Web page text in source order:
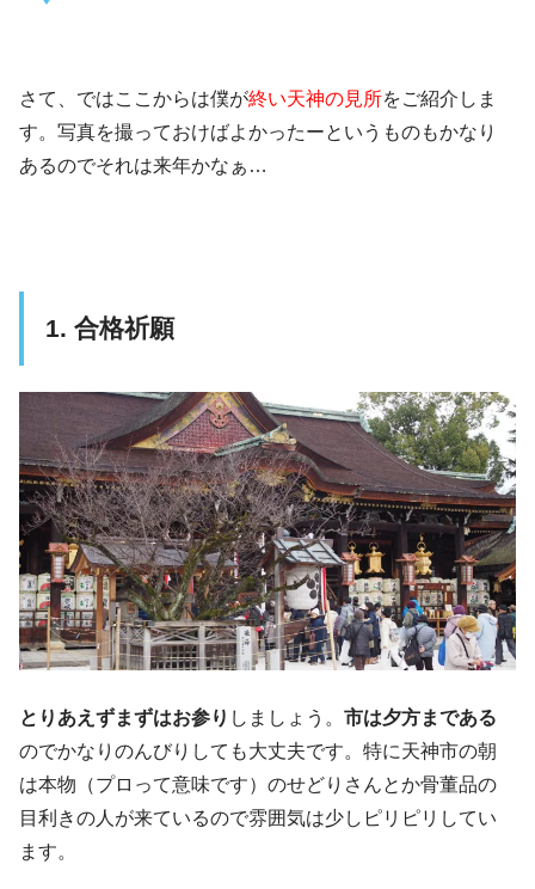
さて、ではここからは僕が終い天神の見所をご紹介しま
す。写真を撮っておけばよかったーというものもかなり
あるのでそれは来年かなぁ…
1. 合格祈願
とりあえずまずはお参り しましょう。市は夕方まである
のでかなりのんびりしても大丈夫です。特に天神市の朝
は本物（プロって意味です）のせどりさんとか骨董品の
目利きの人が来ているので雰囲気は少しピリピリしてい
ます。